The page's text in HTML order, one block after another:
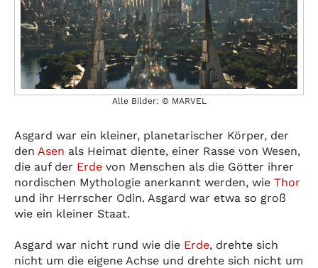
Alle Bilder: © MARVEL
Asgard war ein kleiner, planetarischer Körper, der
den Asen als Heimat diente, einer Rasse von Wesen,
die auf der Erde von Menschen als die Götter ihrer
nordischen Mythologie anerkannt werden, wie Thor
und ihr Herrscher Odin. Asgard war etwa so groß
wie ein kleiner Staat.
Asgard war nicht rund wie die Erde, drehte sich
nicht um die eigene Achse und drehte sich nicht um